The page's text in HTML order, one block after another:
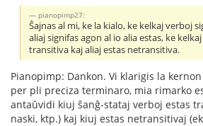
pianopimp27:
Ŝajnas al mi, ke la kialo, ke kelkaj verboj
aliaj signifas agon al io alia estas, ke
transitiva kaj aliaj estas netransitiva.
Pianopimp: Dankon. Vi klarigis la
per pli preciza terminaro, mia rimarko
antaŭvidi kiuj ŝanĝ-stataj verboj estas
naski, ktp.) kaj kiuj estas netransitivaj